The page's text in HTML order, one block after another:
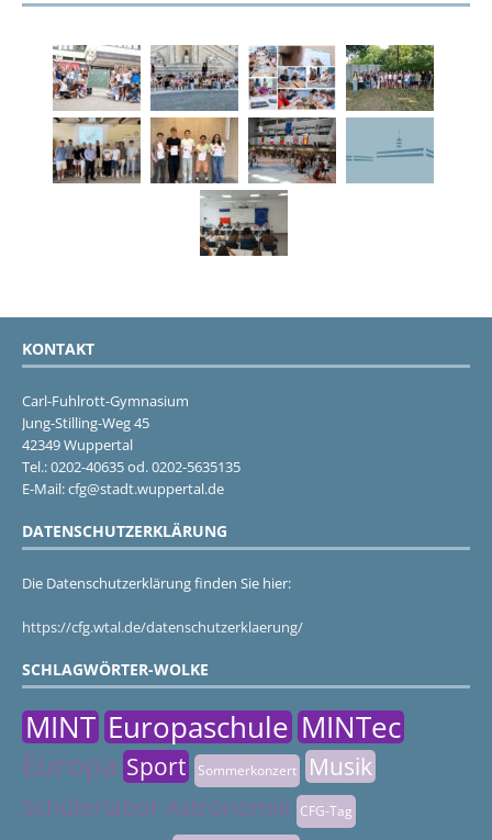
KONTAKT
Carl-Fuhlrott-Gymnasium
Jung-Stilling-Weg 45
42349 Wuppertal
Tel.: 0202-40635 od. 0202-5635135
E-Mail: cfg@stadt.wuppertal.de
DATENSCHUTZERKLÄRUNG
Die Datenschutzerklärung finden Sie hier:
https://cfg.wtal.de/datenschutzerklaerung/
SCHLAGWÖRTER-WOLKE
MINT Europaschule MINTec
Europa Sport Sommerkonzert
Musik
Schülerlabor Astronomie CFG-Tag